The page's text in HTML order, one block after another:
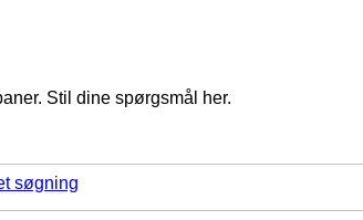
Stil dine spørgsmål her.
søgning